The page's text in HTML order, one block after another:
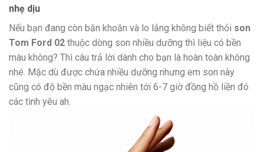
nhẹ dịu
Nếu bạn đang còn băn khoăn và lo lắng không biết thỏi son
Tom Ford 02 thuộc dòng son nhiều dưỡng thì liệu có bền
màu không? Thì câu trả lời dành cho bạn là hoàn toàn không
nhé. Mặc dù được chứa nhiều dưỡng nhưng em son này
cũng có độ bền màu ngạc nhiên tới 6-7 giờ đồng hồ liền đó
các tình yêu ah.